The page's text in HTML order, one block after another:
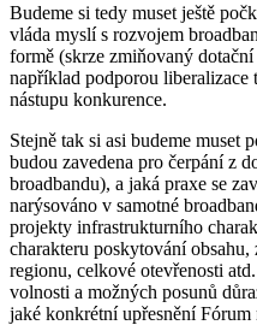
Budeme si tedy muset ještě
vláda myslí s rozvojem
formě (skrze zmiňovaný
například podporou
nástupu konkurence.
Stejně tak si asi budeme muset
budou zavedena pro čerpání z
broadbandu), a jaká praxe se
narýsováno v samotné
projekty infrastrukturního
charakteru poskytování obsahu,
regionu, celkové otevřenosti
volnosti a možných posunů
jaké konkrétní upřesnění